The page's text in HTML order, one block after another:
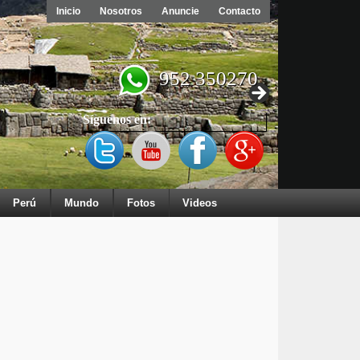
Inicio Nosotros Anuncie Contacto
952 350270
Síguenos en:
Perú Mundo Fotos Videos